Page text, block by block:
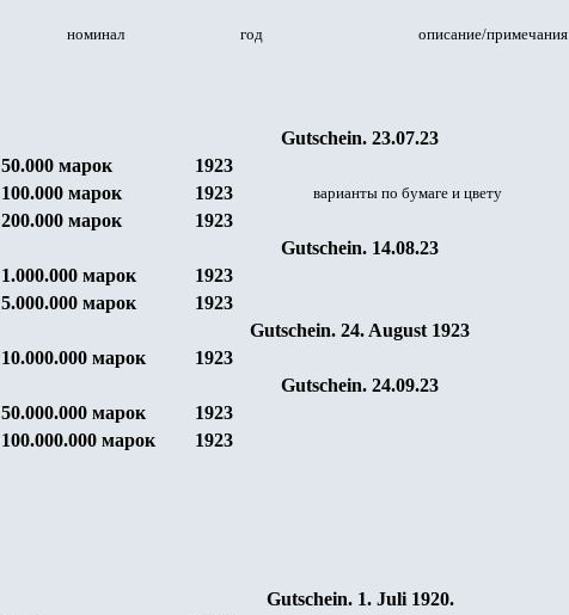
номинал год описание/примечания
Gutschein. 23.07.23
50.000 марок
1923
100.000 марок 1923 варианты по бумаге и цвету
200.000 марок
1923
Gutschein. 14.08.23
1.000.000 марок
1923
5.000.000 марок
1923
Gutschein. 24. August 1923
10.000.000 марок 1923
Gutschein. 24.09.23
50.000.000 марок
1923
100.000.000 марок 1923
Gutschein. 1. Juli 1920.